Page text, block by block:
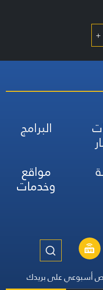
+
البرامج
مواقع
وخدمات
أسبوعي على بريدك